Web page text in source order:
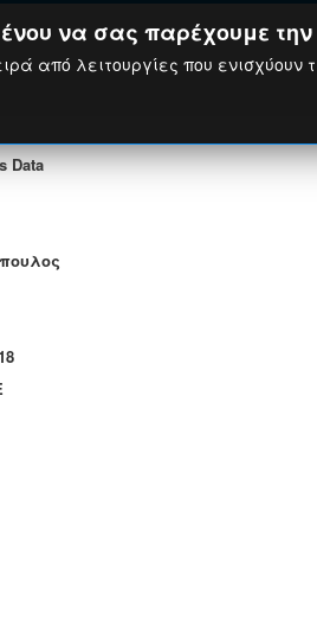
Data
να σας παρέχουμε την
από λειτουργίες που ενισχύουν